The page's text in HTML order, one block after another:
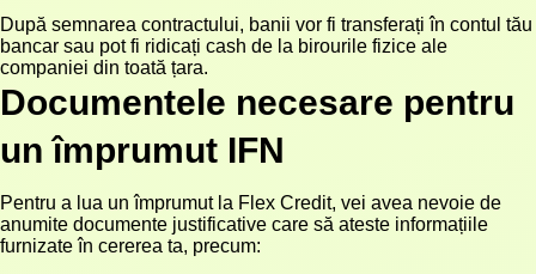
După semnarea contractului, banii vor fi transferați în contul tău
bancar sau pot fi ridicați cash de la birourile fizice ale
companiei din toată țara.
Documentele necesare pentru
un împrumut IFN
Pentru a lua un împrumut la Flex Credit, vei avea nevoie de
anumite documente justificative care să ateste informațiile
furnizate în cererea ta, precum: